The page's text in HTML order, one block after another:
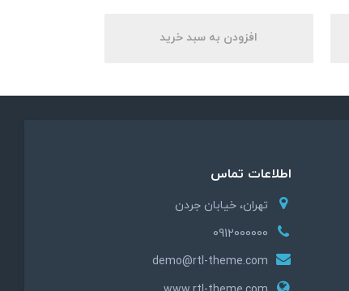
افزودن به سبد خرید
اطلاعات تماس
تهران، خیابان جردن